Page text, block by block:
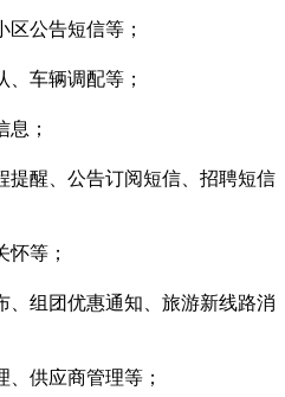
公告短信等；
车辆调配等；
；
提醒、公告订阅短信、招聘短信
等；
、组团优惠通知、旅游新线路消
供应商管理等；